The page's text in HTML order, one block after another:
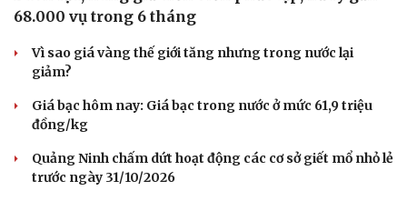
Buôn lậu, hàng giả diễn biến phức tạp, xử lý gần